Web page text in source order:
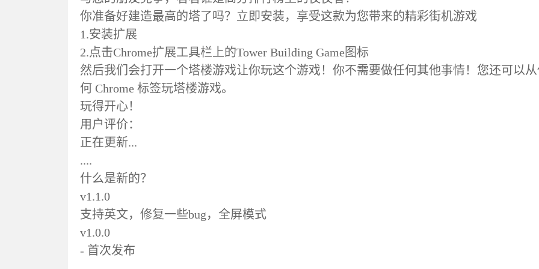
你准备好建造最高的塔了吗？立即安装，享受这款为您带来的精彩街机游戏
1.安装扩展
2.点击Chrome扩展工具栏上的Tower Building Game图标
然后我们会打开一个塔楼游戏让你玩这个游戏！你不需要做任何其他事情！您还可以
何 Chrome 标签玩塔楼游戏。
玩得开心！
用户评价：
正在更新...
....
什么是新的？
v1.1.0
支持英文，修复一些bug，全屏模式
v1.0.0
- 首次发布